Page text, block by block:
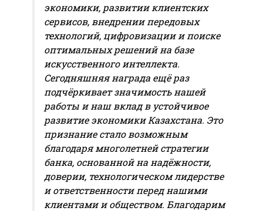
экономики, развитии клиентских
сервисов, внедрении передовых
технологий, цифровизации и поиске
оптимальных решений на базе
искусственного интеллекта.
Сегодняшняя награда ещё раз
подчёркивает значимость нашей
работы и наш вклад в устойчивое
развитие экономики Казахстана. Это
признание стало возможным
благодаря многолетней стратегии
банка, основанной на надёжности,
доверии, технологическом лидерстве
и ответственности перед нашими
клиентами и обществом. Благодарим